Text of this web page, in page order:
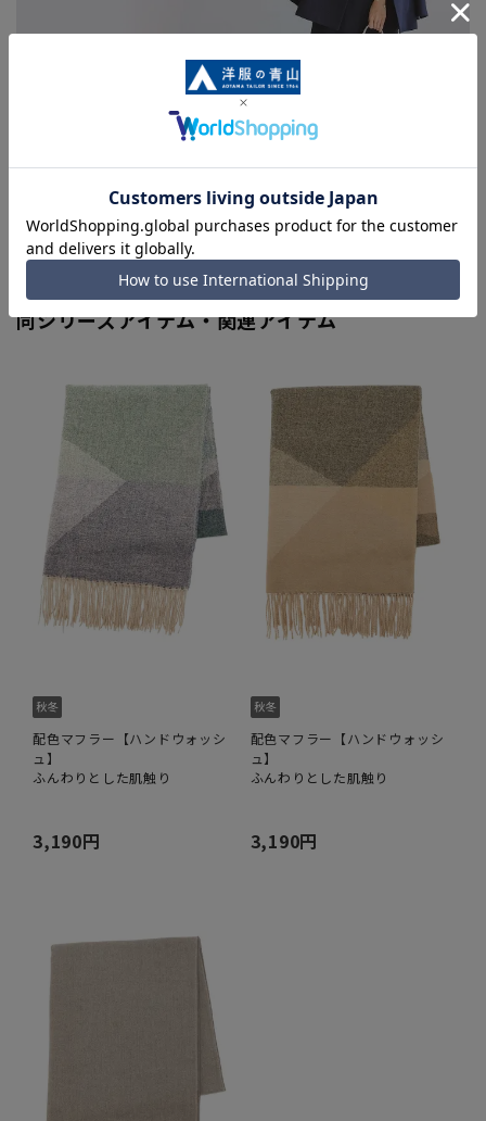
関連カテゴリから他の商品を探す
レディーススカーフ・ストール
同シリーズアイテム・関連アイテム
配色マフラー【ハンドウォッシ
ュ】
ふんわりとした肌触り
3,190円
配色マフラー【ハンドウォッシ
ュ】
ふんわりとした肌触り
3,190円